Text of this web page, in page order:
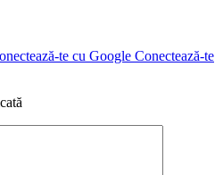
te cu Google Conectează-te